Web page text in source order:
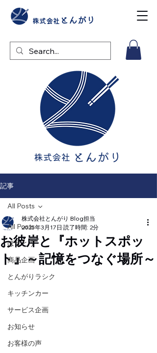
株式会社 とんがり
記事
All Posts
ほうとう
商品企画
とんがりラシク
キッチンカー
サービス企画
お知らせ
お客様の声
All Posts
お彼岸と『ホットスポッ
ト』～記憶をつなぐ場所～
株式会社とんがり Blog担当
2025年3月17日 読了時間: 2分